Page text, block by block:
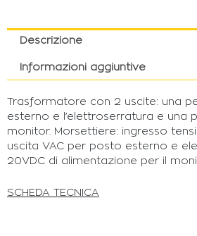
Descrizione
Informazioni aggiuntive
Trasformatore con 2 uscite: una
esterno e l’elettroserratura e una
monitor. Morsettiere: ingresso
uscita VAC per posto esterno e
20VDC di alimentazione per il
SCHEDA TECNICA